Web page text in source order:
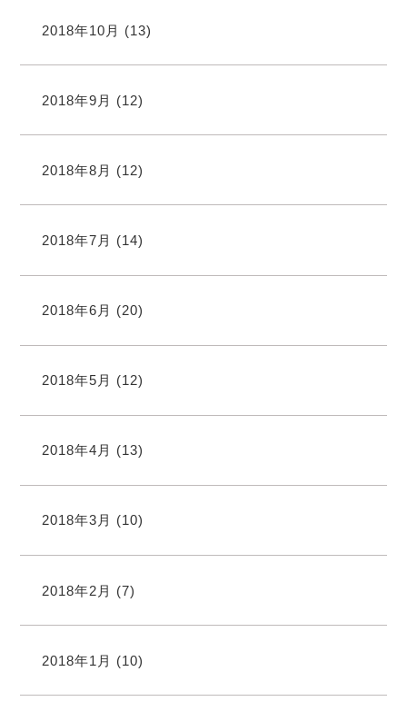
2018年10月 (13)
2018年9月 (12)
2018年8月 (12)
2018年7月 (14)
2018年6月 (20)
2018年5月 (12)
2018年4月 (13)
2018年3月 (10)
2018年2月 (7)
2018年1月 (10)